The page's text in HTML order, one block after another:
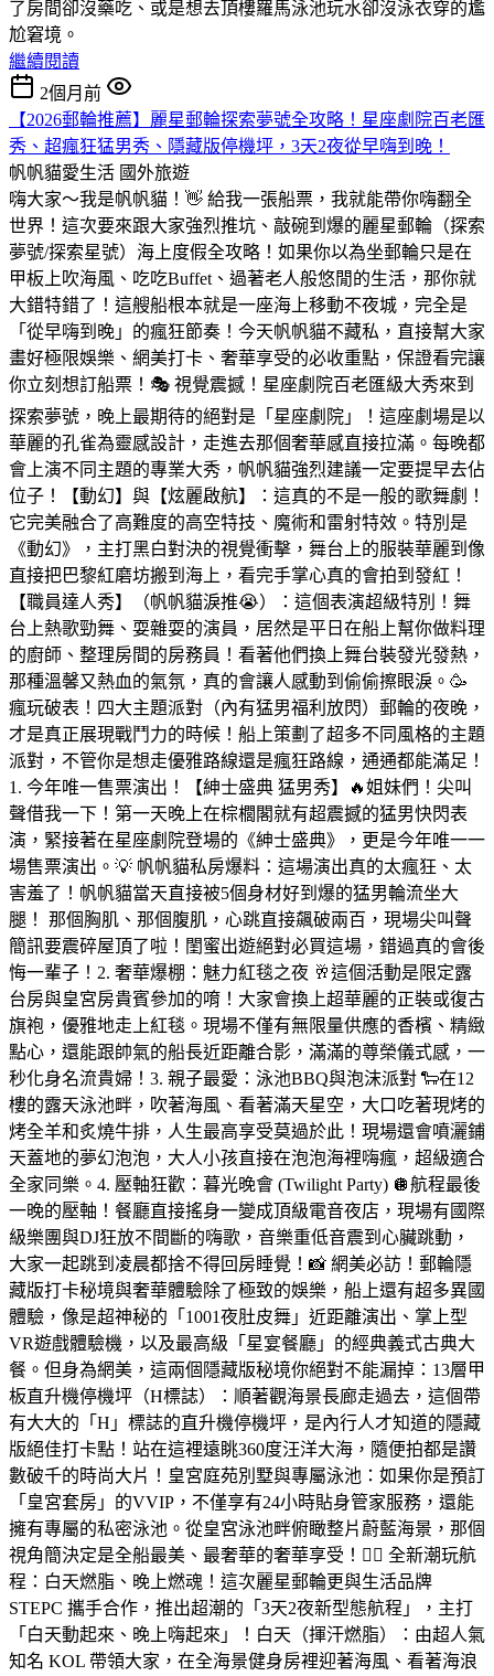
了房間卻沒藥吃、或是想去頂樓羅馬泳池玩水卻沒泳衣穿的尷
尬窘境。
繼續閱讀
2個月前
【2026郵輪推薦】麗星郵輪探索夢號全攻略！星座劇院百老匯
秀、超瘋狂猛男秀、隱藏版停機坪，3天2夜從早嗨到晚！
帆帆貓愛生活 國外旅遊
嗨大家～我是帆帆貓！👋 給我一張船票，我就能帶你嗨翻全
世界！這次要來跟大家強烈推坑、敲碗到爆的麗星郵輪（探索
夢號/探索星號）海上度假全攻略！如果你以為坐郵輪只是在
甲板上吹海風、吃吃Buffet、過著老人般悠閒的生活，那你就
大錯特錯了！這艘船根本就是一座海上移動不夜城，完全是
「從早嗨到晚」的瘋狂節奏！今天帆帆貓不藏私，直接幫大家
畫好極限娛樂、網美打卡、奢華享受的必收重點，保證看完讓
你立刻想訂船票！🎭 視覺震撼！星座劇院百老匯級大秀來到
探索夢號，晚上最期待的絕對是「星座劇院」！這座劇場是以
華麗的孔雀為靈感設計，走進去那個奢華感直接拉滿。每晚都
會上演不同主題的專業大秀，帆帆貓強烈建議一定要提早去佔
位子！【動幻】與【炫麗啟航】：這真的不是一般的歌舞劇！
它完美融合了高難度的高空特技、魔術和雷射特效。特別是
《動幻》，主打黑白對決的視覺衝擊，舞台上的服裝華麗到像
直接把巴黎紅磨坊搬到海上，看完手掌心真的會拍到發紅！
【職員達人秀】（帆帆貓淚推😭）：這個表演超級特別！舞
台上熱歌勁舞、耍雜耍的演員，居然是平日在船上幫你做料理
的廚師、整理房間的房務員！看著他們換上舞台裝發光發熱，
那種溫馨又熱血的氣氛，真的會讓人感動到偷偷擦眼淚。🥳
瘋玩破表！四大主題派對（內有猛男福利放閃）郵輪的夜晚，
才是真正展現戰鬥力的時候！船上策劃了超多不同風格的主題
派對，不管你是想走優雅路線還是瘋狂路線，通通都能滿足！
1. 今年唯一售票演出！【紳士盛典 猛男秀】🔥姐妹們！尖叫
聲借我一下！第一天晚上在棕櫚閣就有超震撼的猛男快閃表
演，緊接著在星座劇院登場的《紳士盛典》，更是今年唯一一
場售票演出。💡 帆帆貓私房爆料：這場演出真的太瘋狂、太
害羞了！帆帆貓當天直接被5個身材好到爆的猛男輪流坐大
腿！ 那個胸肌、那個腹肌，心跳直接飆破兩百，現場尖叫聲
簡訊要震碎屋頂了啦！閨蜜出遊絕對必買這場，錯過真的會後
悔一輩子！2. 奢華爆棚：魅力紅毯之夜 🥂這個活動是限定露
台房與皇宮房貴賓參加的唷！大家會換上超華麗的正裝或復古
旗袍，優雅地走上紅毯。現場不僅有無限量供應的香檳、精緻
點心，還能跟帥氣的船長近距離合影，滿滿的尊榮儀式感，一
秒化身名流貴婦！3. 親子最愛：泳池BBQ與泡沫派對 🐑在12
樓的露天泳池畔，吹著海風、看著滿天星空，大口吃著現烤的
烤全羊和炙燒牛排，人生最高享受莫過於此！現場還會噴灑鋪
天蓋地的夢幻泡泡，大人小孩直接在泡泡海裡嗨瘋，超級適合
全家同樂。4. 壓軸狂歡：暮光晚會 (Twilight Party) 🪩航程最後
一晚的壓軸！餐廳直接搖身一變成頂級電音夜店，現場有國際
級樂團與DJ狂放不間斷的嗨歌，音樂重低音震到心臟跳動，
大家一起跳到凌晨都捨不得回房睡覺！📸 網美必訪！郵輪隱
藏版打卡秘境與奢華體驗除了極致的娛樂，船上還有超多異國
體驗，像是超神秘的「1001夜肚皮舞」近距離演出、掌上型
VR遊戲體驗機，以及最高級「星宴餐廳」的經典義式古典大
餐。但身為網美，這兩個隱藏版秘境你絕對不能漏掉：13層甲
板直升機停機坪（H標誌）：順著觀海景長廊走過去，這個帶
有大大的「H」標誌的直升機停機坪，是內行人才知道的隱藏
版絕佳打卡點！站在這裡遠眺360度汪洋大海，隨便拍都是讚
數破千的時尚大片！皇宮庭苑別墅與專屬泳池：如果你是預訂
「皇宮套房」的VVIP，不僅享有24小時貼身管家服務，還能
擁有專屬的私密泳池。從皇宮泳池畔俯瞰整片蔚藍海景，那個
視角簡決定是全船最美、最奢華的奢華享受！🏋️‍♂️ 全新潮玩航
程：白天燃脂、晚上燃魂！這次麗星郵輪更與生活品牌
STEPC 攜手合作，推出超潮的「3天2夜新型態航程」，主打
「白天動起來、晚上嗨起來」！白天（揮汗燃脂）：由超人氣
知名 KOL 帶領大家，在全海景健身房裡迎著海風、看著海浪